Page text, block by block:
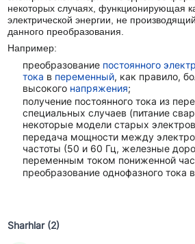
некоторых случаях, функционирующая
электрической энергии, не
данного преобразования.
Например:
преобразование постоянного
тока в переменный, как правило,
высокого напряжения;
получение постоянного тока из
специальных случаев (питание
некоторые модели старых
передача мощности между
частоты (50 и 60 Гц, железные
переменным током пониженной
преобразование однофазного тока
Sharhlar (2)